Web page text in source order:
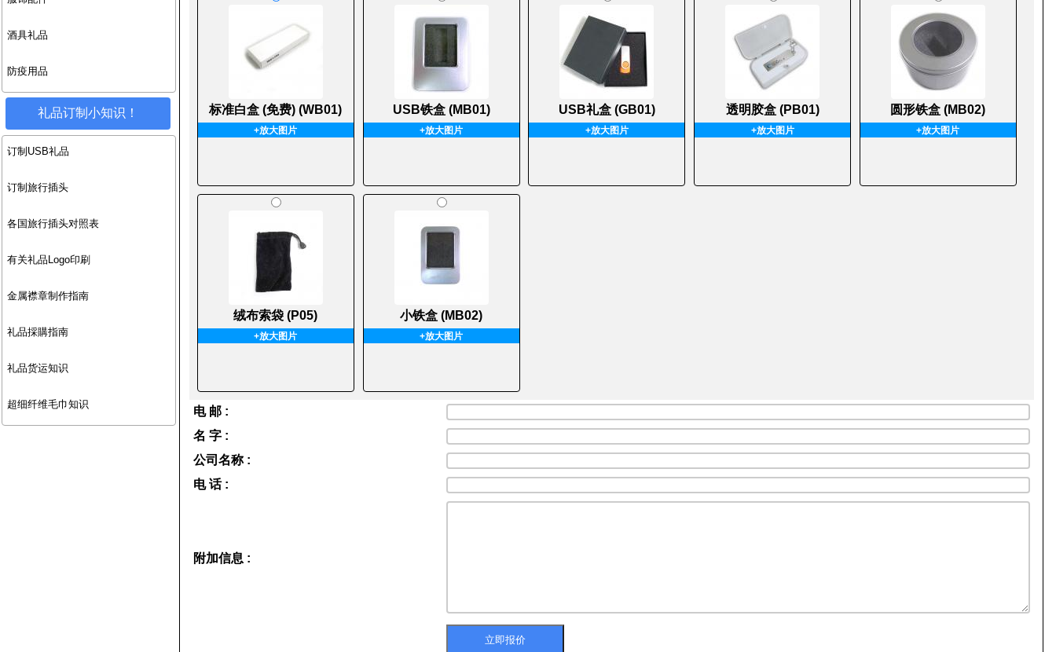
酒具礼品
防疫用品
礼品订制小知识！
订制USB礼品
订制旅行插头
各国旅行插头对照表
有关礼品Logo印刷
金属襟章制作指南
礼品採購指南
礼品货运知识
超细纤维毛巾知识
标准白盒 (免费) (WB01)
+放大图片
USB铁盒 (MB01)
+放大图片
USB礼盒 (GB01)
+放大图片
透明胶盒 (PB01)
+放大图片
圆形铁盒 (MB02)
+放大图片
绒布索袋 (P05)
+放大图片
小铁盒 (MB02)
+放大图片
电 邮 :
名 字 :
公司名称 :
电 话 :
附加信息 :